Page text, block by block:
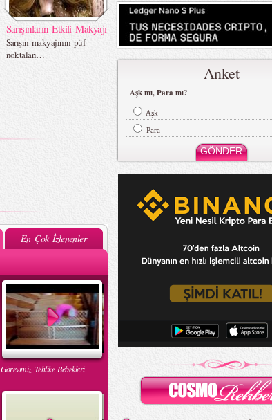
Sarışınların Etkili Makyajı
Sarışın makyajının püf
noktaları…
En Çok İzlenenler
Görevimiz Tehlike Bebekleri
Anket
Aşk mı, Para mı?
Aşk
Para